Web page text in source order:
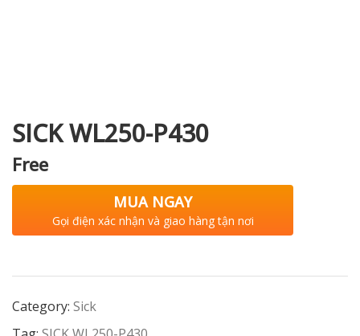
SICK WL250-P430
Free
MUA NGAY
Gọi điện xác nhận và giao hàng tận nơi
Category: Sick